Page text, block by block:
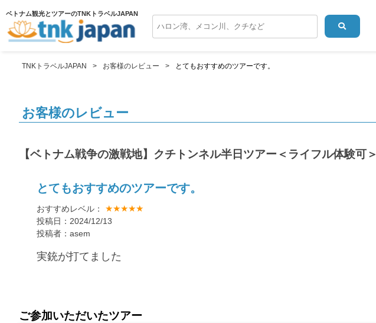
ベトナム観光とツアーのTNKトラベルJAPAN
TNKトラベルJAPAN お客様のレビュー とてもおすすめのツアーです。
お客様のレビュー
【ベトナム戦争の激戦地】クチトンネル半日ツアー＜ライフル体験可＞
とてもおすすめのツアーです。
おすすめレベル： ★★★★★
投稿日：2024/12/13
投稿者：asem
実銃が打てました
ご参加いただいたツアー